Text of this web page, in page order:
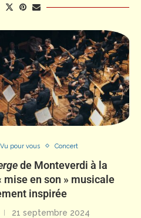
Vu pour vous Concert
de Monteverdi à la
mise en son » musicale
inspirée
21 septembre 2024